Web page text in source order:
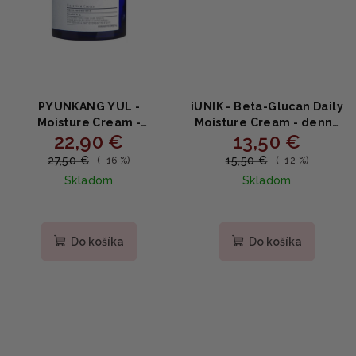
PYUNKANG YUL -
Moisture Cream -
Hydratačný krém s
extraktom Coptis
japonica a jojobovým
olejom 100ml
22,90 €
27,50 € (–16 %)
Skladom
Do košíka
iUNIK - Beta-Glucan Daily
Moisture Cream - denný
hydratačný krém s
betaglukánom 60ml
13,50 €
15,50 € (–12 %)
Skladom
produktu
Do košíka